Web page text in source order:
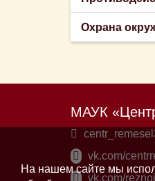
Охрана
На нашем сайте мы
МАУК
vk.com/
vk.com/